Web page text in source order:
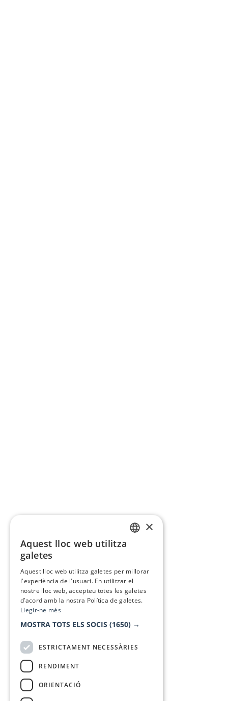
×
Aquest lloc web utilitza
galetes
Aquest lloc web utilitza galetes per millorar
l'experiència de l'usuari. En utilitzar el
nostre lloc web, accepteu totes les galetes
d’acord amb la nostra Política de galetes.
Llegir-ne més
MOSTRA TOTS ELS SOCIS (1650) →
ESTRICTAMENT NECESSÀRIES
RENDIMENT
ORIENTACIÓ